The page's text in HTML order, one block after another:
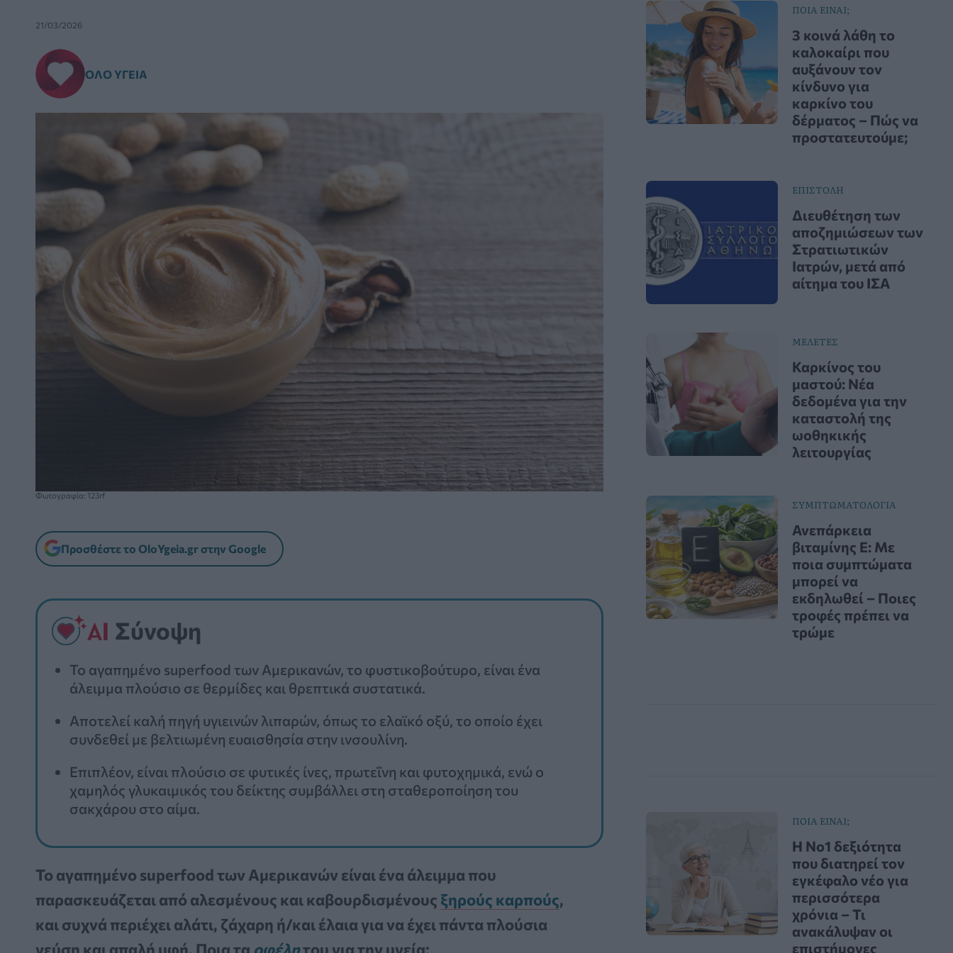
21/03/2026
ΌΛΟ ΥΓΕΊΑ
Φωτογραφία: 123rf
Προσθέστε το OloYgeia.gr στην Google
Σύνοψη
Το αγαπημένο superfood των Αμερικανών, το φυστικοβούτυρο, είναι ένα
άλειμμα πλούσιο σε θερμίδες και θρεπτικά συστατικά.
Αποτελεί καλή πηγή υγιεινών λιπαρών, όπως το ελαϊκό οξύ, το οποίο έχει
συνδεθεί με βελτιωμένη ευαισθησία στην ινσουλίνη.
Επιπλέον, είναι πλούσιο σε φυτικές ίνες, πρωτεΐνη και φυτοχημικά, ενώ ο
χαμηλός γλυκαιμικός του δείκτης συμβάλλει στη σταθεροποίηση του
σακχάρου στο αίμα.
Το αγαπημένο superfood των Αμερικανών είναι ένα άλειμμα που
παρασκευάζεται από αλεσμένους και καβουρδισμένους ξηρούς καρπούς,
και συχνά περιέχει αλάτι, ζάχαρη ή/και έλαια για να έχει πάντα πλούσια
ΠΟΙΑ ΕΙΝΑΙ;
3 κοινά λάθη το
καλοκαίρι που
αυξάνουν τον
κίνδυνο για
καρκίνο του
δέρματος – Πώς να
προστατευτούμε;
ΕΠΙΣΤΟΛΗ
Διευθέτηση των
αποζημιώσεων των
Στρατιωτικών
Ιατρών, μετά από
αίτημα του ΙΣΑ
ΜΕΛΕΤΕΣ
Καρκίνος του
μαστού: Νέα
δεδομένα για την
καταστολή της
ωοθηκικής
λειτουργίας
ΣΥΜΠΤΩΜΑΤΟΛΟΓΙΑ
Ανεπάρκεια
βιταμίνης Ε: Με
ποια συμπτώματα
μπορεί να
εκδηλωθεί – Ποιες
τροφές πρέπει να
τρώμε
ΠΟΙΑ ΕΙΝΑΙ;
Η Νο1 δεξιότητα
που διατηρεί τον
εγκέφαλο νέο για
περισσότερα
χρόνια – Τι
ανακάλυψαν οι
επιστήμονες